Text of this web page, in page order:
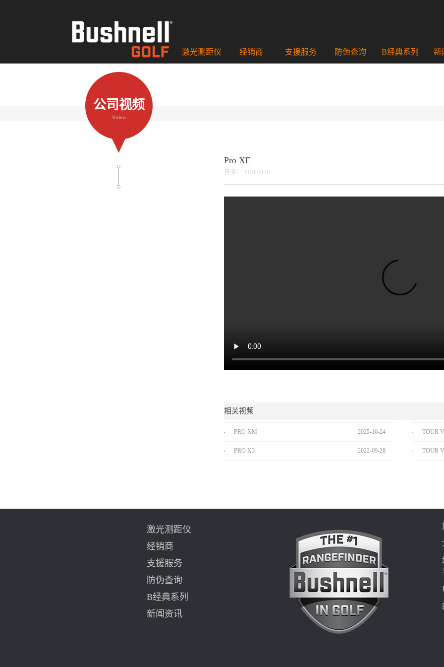
激光测距仪 经销商 支援服务 防伪查询 B经典系列 新
公司视频
Video
Pro XE
日期： 2019-03-01
相关视频
PRO XM 2025-10-24 TOUR
PRO X3 2022-09-28 TOUR
激光测距仪
经销商
支援服务
防伪查询
B经典系列
新闻资讯